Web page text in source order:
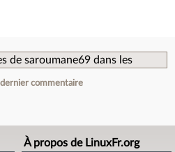
de saroumane69 dans les
dernier commentaire
À propos de LinuxFr.org